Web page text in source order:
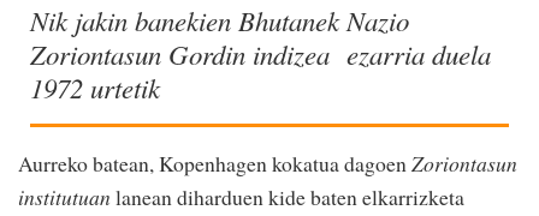
Nik jakin banekien Bhutanek Nazio
Zoriontasun Gordin indizea ezarria duela
1972 urtetik
Aurreko batean, Kopenhagen kokatua dagoen Zoriontasun
institutuan lanean diharduen kide baten elkarrizketa